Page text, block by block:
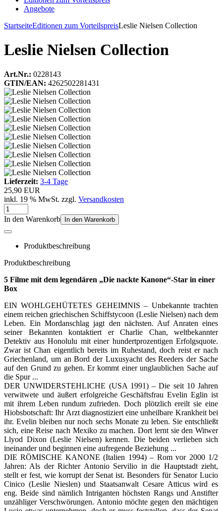
Angebote
StartseiteEditionen zum VorteilspreisLeslie Nielsen Collection
Leslie Nielsen Collection
Art.Nr.: 0228143
GTIN/EAN: 4262502281431
Lieferzeit: 3-4 Tage
25,90 EUR
inkl. 19 % MwSt. zzgl. Versandkosten
In den Warenkorb In den Warenkorb
Produktbeschreibung
Produktbeschreibung
5 Filme mit dem legendären „Die nackte Kanone“-Star in einer
Box
EIN WOHLGEHÜTETES GEHEIMNIS – Unbekannte trachten
einem reichen griechischen Schiffstycoon (Leslie Nielsen) nach dem
Leben. Ein Mordanschlag jagt den nächsten. Auf Anraten eines
seiner Bekannten kontaktiert er Charlie Chan, weltbekannter
Detektiv aus Honolulu mit einer hundertprozentigen Erfolgsquote.
Zwar ist Chan eigentlich bereits im Ruhestand, doch reist er nach
Griechenland, um an Bord der Luxusyacht des Reeders der Sache
auf den Grund zu gehen. Er kommt einer unglaublichen Sache auf
die Spur ...
DER UNWIDERSTEHLICHE (USA 1991) – Die seit 10 Jahren
verwitwete und äußert erfolgreiche Geschäftsfrau Evelin Eglin ist
mit ihrem Leben rundum zufrieden. Doch plötzlich ereilt sie eine
Hiobsbotschaft: Ihr Arzt diagnostiziert eine unheilbare Krankheit bei
ihr. Evelin bleiben nur noch sechs Monate zu leben. Sie entschließt
sich, eine Reise nach Mexiko zu machen. Dort lernt sie den Witwer
Llyod Dixon (Leslie Nielsen) kennen. Die beiden verlieben sich
ineinander und beginnen eine aufregende Beziehung ...
DIE RÖMISCHE KANONE (Italien 1994) – Rom vor 2000 1/2
Jahren: Als der Richter Antonio Servilio in die Hauptstadt zieht,
stellt er fest, wie korrupt der Senat ist. Besonders für Senator Lucio
Cinico (Leslie Nieslen) und Staatsanwalt Cesare Atticus wird es
eng. Beide sind nämlich Intriganten höchsten Rangs und Anstifter
unzähliger Verschwörungen. Antonio möchte gegen den mächtigen